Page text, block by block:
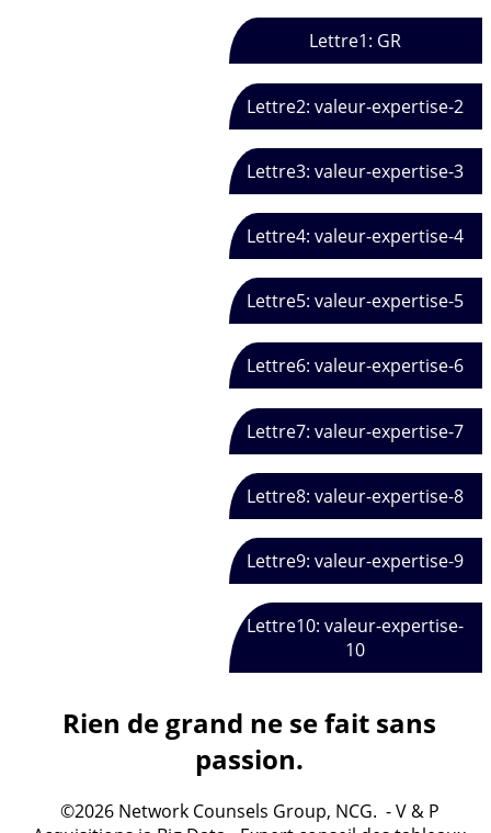
Lettre1: GR
Lettre2: valeur-expertise-2
Lettre3: valeur-expertise-3
Lettre4: valeur-expertise-4
Lettre5: valeur-expertise-5
Lettre6: valeur-expertise-6
Lettre7: valeur-expertise-7
Lettre8: valeur-expertise-8
Lettre9: valeur-expertise-9
Lettre10: valeur-expertise-
10
Rien de grand ne se fait sans
passion.
©2026 Network Counsels Group, NCG. - V & P